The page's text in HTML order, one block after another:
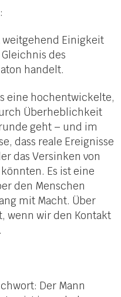
Einigkeit
des
handelt.
eine hochentwickelte,
Überheblichkeit
geht – und im
dass reale Ereignisse
das Versinken von
Es ist eine
den Menschen
mit Macht. Über
wenn wir den Kontakt
Der Mann